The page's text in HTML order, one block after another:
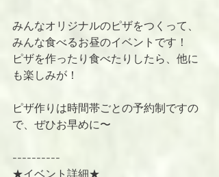
みんなオリジナルのピザをつくって、
みんな食べるお昼のイベントです！
ピザを作ったり食べたりしたら、他に
も楽しみが！
ピザ作りは時間帯ごとの予約制ですの
で、ぜひお早めに〜
----------
★イベント詳細★